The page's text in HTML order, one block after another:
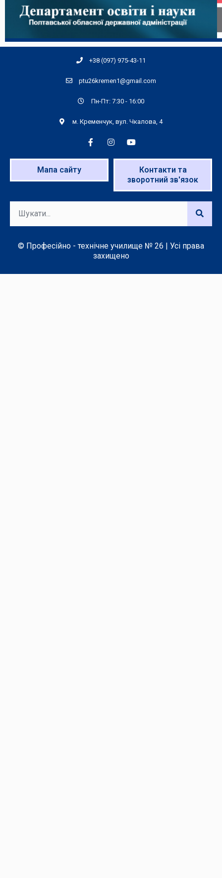
+38 (097) 975-43-11
ptu26kremen1@gmail.com
Пн-Пт: 7:30 - 16:00
м. Кременчук, вул. Чкалова, 4
Мапа сайту
Контакти та
зворотний зв'язок
© Професійно - технічне училище № 26 | Усі права
захищено